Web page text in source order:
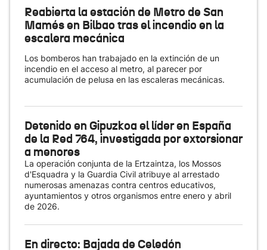
Reabierta la estación de Metro de San
Mamés en Bilbao tras el incendio en la
escalera mecánica
Los bomberos han trabajado en la extinción de un
incendio en el acceso al metro, al parecer por
acumulación de pelusa en las escaleras mecánicas.
Detenido en Gipuzkoa el líder en España
de la Red 764, investigada por extorsionar
a menores
La operación conjunta de la Ertzaintza, los Mossos
d'Esquadra y la Guardia Civil atribuye al arrestado
numerosas amenazas contra centros educativos,
ayuntamientos y otros organismos entre enero y abril
de 2026.
En directo: Bajada de Celedón